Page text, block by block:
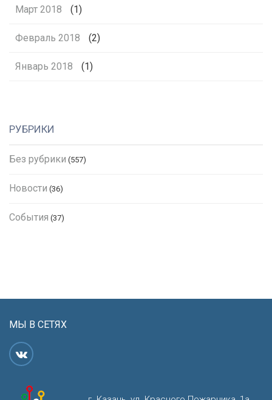
Март 2018 (1)
Февраль 2018 (2)
Январь 2018 (1)
РУБРИКИ
Без рубрики (557)
Новости (36)
События (37)
МЫ В СЕТЯХ